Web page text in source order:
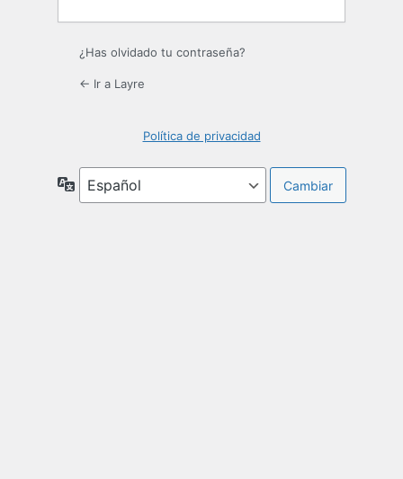
¿Has olvidado tu contraseña?
← Ir a Layre
Política de privacidad
Idioma